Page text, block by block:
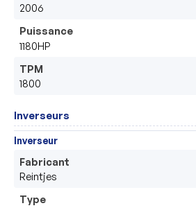
2006
Puissance
1180HP
TPM
1800
Inverseurs
Inverseur
Fabricant
Reintjes
Type